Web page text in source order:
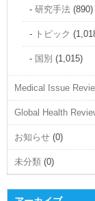
研究手法 (890)
トピック
国別 (1,015)
Medical Issue
Global Health
お知らせ (0)
未分類 (0)